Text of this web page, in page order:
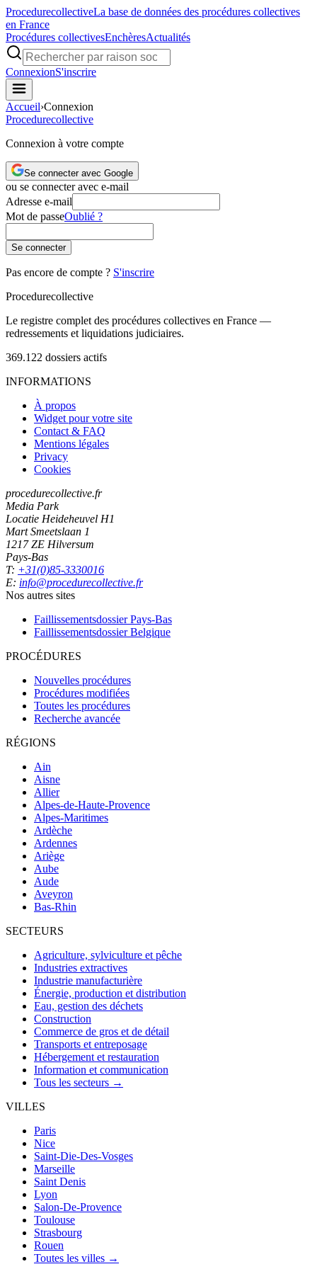
ProcedurecollectiveLa base de données des procédures collectives
en France
Procédures collectivesEnchèresActualités
ConnexionS'inscrire
Accueil›Connexion
Procedurecollective
Connexion à votre compte
Se connecter avec Google
ou se connecter avec e-mail
Adresse e-mail
Mot de passeOublié ?
Se connecter
Pas encore de compte ? S'inscrire
Procedurecollective
Le registre complet des procédures collectives en France —
redressements et liquidations judiciaires.
369.122 dossiers actifs
INFORMATIONS
À propos
Widget pour votre site
Contact & FAQ
Mentions légales
Privacy
Cookies
procedurecollective.fr
Media Park
Locatie Heideheuvel H1
Mart Smeetslaan 1
1217 ZE Hilversum
Pays-Bas
T: +31(0)85-3330016
E: info@procedurecollective.fr
Nos autres sites
Faillissementsdossier Pays-Bas
Faillissementsdossier Belgique
PROCÉDURES
Nouvelles procédures
Procédures modifiées
Toutes les procédures
Recherche avancée
RÉGIONS
Ain
Aisne
Allier
Alpes-de-Haute-Provence
Alpes-Maritimes
Ardèche
Ardennes
Ariège
Aube
Aude
Aveyron
Bas-Rhin
SECTEURS
Agriculture, sylviculture et pêche
Industries extractives
Industrie manufacturière
Énergie, production et distribution
Eau, gestion des déchets
Construction
Commerce de gros et de détail
Transports et entreposage
Hébergement et restauration
Information et communication
Tous les secteurs →
VILLES
Paris
Nice
Saint-Die-Des-Vosges
Marseille
Saint Denis
Lyon
Salon-De-Provence
Toulouse
Strasbourg
Rouen
Toutes les villes →